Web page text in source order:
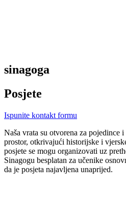
sinagoga
Posjete
Ispunite kontakt formu
Naša vrata su otvorena za pojedince
prostor, otkrivajući historijske i
posjete se mogu organizovati uz
Sinagogu besplatan za učenike
da je posjeta najavljena unaprijed.